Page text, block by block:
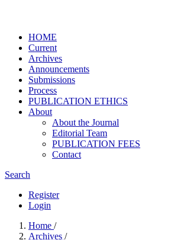
HOME
Current
Archives
Announcements
Submissions
Process
PUBLICATION​ ETHICS
About
About the Journal
Editorial Team
PUBLICATION FEES
Contact
Search
Register
Login
Home /
Archives /